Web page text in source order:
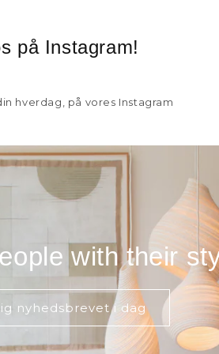
på Instagram!
hverdag, på vores Instagram
with their
nyhedsbrevet i dag